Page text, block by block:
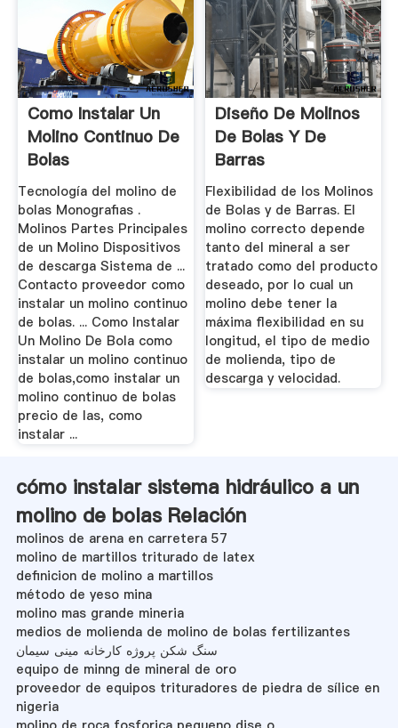
Como Instalar Un
Molino Continuo De
Bolas
Tecnología del molino de
bolas Monografias .
Molinos Partes Principales
de un Molino Dispositivos
de descarga Sistema de ...
Contacto proveedor como
instalar un molino continuo
de bolas. ... Como Instalar
Un Molino De Bola como
instalar un molino continuo
de bolas,como instalar un
molino continuo de bolas
precio de las, como
instalar ...
Diseño De Molinos
De Bolas Y De
Barras
Flexibilidad de los Molinos
de Bolas y de Barras. El
molino correcto depende
tanto del mineral a ser
tratado como del producto
deseado, por lo cual un
molino debe tener la
máxima flexibilidad en su
longitud, el tipo de medio
de molienda, tipo de
descarga y velocidad.
cómo instalar sistema hidráulico a un
molino de bolas Relación
molinos de arena en carretera 57
molino de martillos triturado de latex
definicion de molino a martillos
método de yeso mina
molino mas grande mineria
medios de molienda de molino de bolas fertilizantes
سنگ شکن پروژه کارخانه مینی سیمان
equipo de minng de mineral de oro
proveedor de equipos trituradores de piedra de sílice en
nigeria